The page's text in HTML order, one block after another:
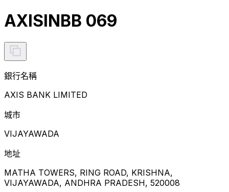
AXISINBB 069
銀行名稱
AXIS BANK LIMITED
城市
VIJAYAWADA
地址
MATHA TOWERS, RING ROAD, KRISHNA,
VIJAYAWADA, ANDHRA PRADESH, 520008